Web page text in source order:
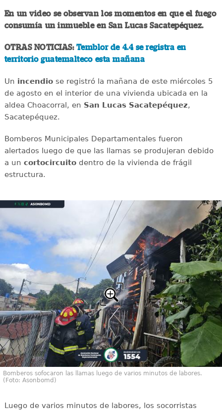
En un video se observan los momentos en que el fuego
consumía un inmueble en San Lucas Sacatepéquez.
OTRAS NOTICIAS: Temblor de 4.4 se registra en
territorio guatemalteco esta mañana
Un incendiose registró la mañana de este miércoles 5
de agosto en el interior de una vivienda ubicada en la
aldea Choacorral, en San Lucas Sacatepéquez,
Sacatepéquez.
Bomberos Municipales Departamentales fueron
alertados luego de que las llamas se produjeran debido
a un cortocircuitodentro de la vivienda de frágil
estructura.
Bomberos sofocaron las llamas luego de varios minutos de labores.
(Foto: Asonbomd)
Luego de varios minutos de labores, los socorristas